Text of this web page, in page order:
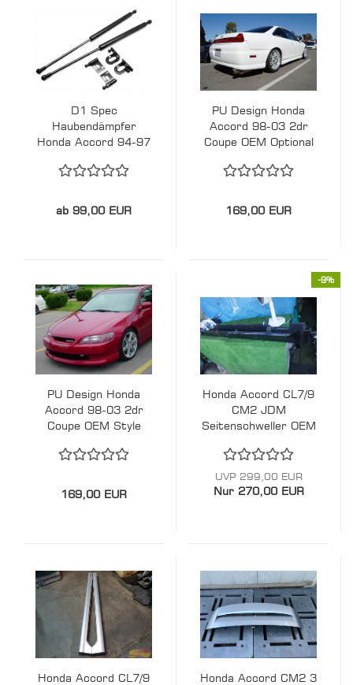
D1 Spec
Haubendämpfer
Honda Accord 94-97
ab 99,00 EUR
PU Design Honda
Accord 98-03 2dr
Coupe OEM Optional
169,00 EUR
PU Design Honda
Accord 98-03 2dr
Coupe OEM Style
169,00 EUR
-9%
Honda Accord CL7/9
CM2 JDM
Seitenschweller OEM
UVP 299,00 EUR
Nur 270,00 EUR
Honda Accord CL7/9
Honda Accord CM2 3